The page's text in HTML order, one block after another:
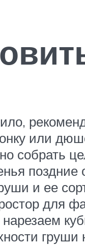
или
собрать
и ее
для
груши